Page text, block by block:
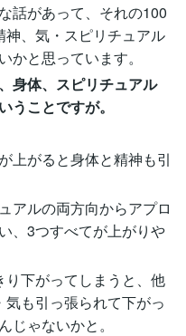
話があって、それの100
、気・スピリチュアル
かと思っています。
身体、スピリチュアル
うことですが。
上がると身体と精神も引
アルの両方向からアプロ
、3つすべてが上がりや
下がってしまうと、他
も引っ張られて下がっ
じゃないかと。